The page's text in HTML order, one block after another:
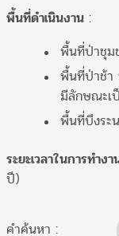
พื้นที่ดำเนินงาน :
พื้นที่ป่าชุม
พื้นที่ป่าช้า
มีลักษณะเ
พื้นที่บึงระ
ระยะเวลาในการทำง
ปี)
คำค้นหา :